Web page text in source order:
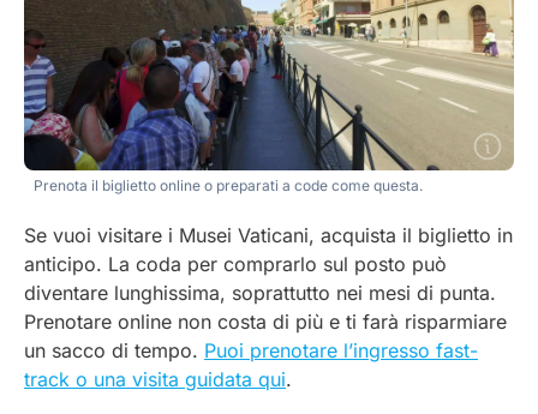
Prenota il biglietto online o preparati a code come questa.
Se vuoi visitare i Musei Vaticani, acquista il biglietto in
anticipo. La coda per comprarlo sul posto può
diventare lunghissima, soprattutto nei mesi di punta.
Prenotare online non costa di più e ti farà risparmiare
un sacco di tempo. Puoi prenotare l’ingresso fast-
track o una visita guidata qui.